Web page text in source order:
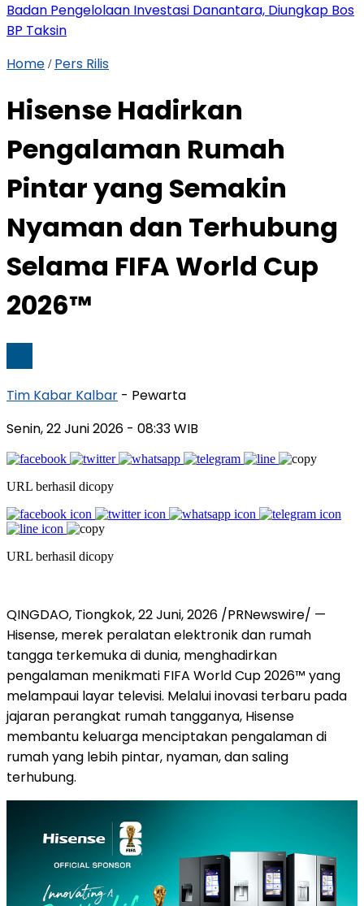
Badan Pengelolaan Investasi Danantara, Diungkap Bos
BP Taksin
Home / Pers Rilis
Hisense Hadirkan
Pengalaman Rumah
Pintar yang Semakin
Nyaman dan Terhubung
Selama FIFA World Cup
2026™
Tim Kabar Kalbar - Pewarta
Senin, 22 Juni 2026 - 08:33 WIB
URL berhasil dicopy
URL berhasil dicopy
QINGDAO, Tiongkok,22 Juni, 2026 /PRNewswire/ —
Hisense, merek peralatan elektronik dan rumah
tangga terkemuka di dunia, menghadirkan
pengalaman menikmati FIFA World Cup 2026™ yang
melampaui layar televisi. Melalui inovasi terbaru pada
jajaran perangkat rumah tangganya, Hisense
membantu keluarga menciptakan pengalaman di
rumah yang lebih pintar, nyaman, dan saling
terhubung.